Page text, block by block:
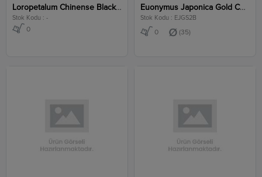
Loropetalum Chinense Black Pearl Stem Clt 45
Stok Kodu : -
0
Euonymus Japonica Gold Compacta 2 Ball Clt 35
Stok Kodu : EJGS2B
0 (35)